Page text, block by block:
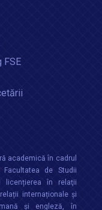
FSE
academică în cadrul
Facultatea de Studii
licențierea în relaţii
internaționale şi
și engleză, în